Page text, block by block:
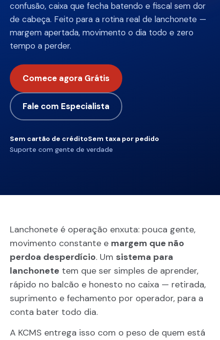
confusão, caixa que fecha batendo e fiscal sem dor
de cabeça. Feito para a rotina real de lanchonete —
margem apertada, movimento o dia todo e zero
tempo a perder.
Comece agora Grátis
Fale com Especialista
Sem cartão de créditoSem taxa por pedido
Suporte com gente de verdade
Lanchonete é operação enxuta: pouca gente,
movimento constante e margem que não
perdoa desperdício. Um sistema para
lanchonete tem que ser simples de aprender,
rápido no balcão e honesto no caixa — retirada,
suprimento e fechamento por operador, para a
conta bater todo dia.
A KCMS entrega isso com o peso de quem está